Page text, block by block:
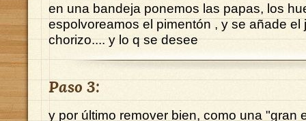
en una bandeja ponemos las papas, los
espolvoreamos el pimentón , y se añade el
chorizo.... y lo q se desee
Paso 3:
y por último remover bien, como una "gran